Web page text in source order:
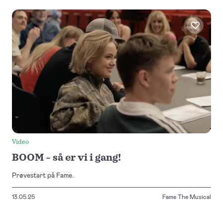
Video
BOOM – så er vi i gang!
Prøvestart på Fame.
13.05.25 Fame The Musical